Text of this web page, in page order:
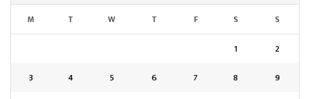
M T W T F S S
1
2
3
4 5 6 7 8 9